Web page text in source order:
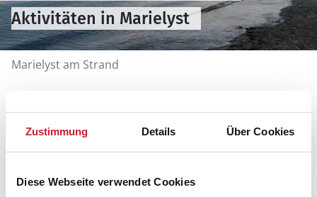
Zustimmung Details Über Cookies
Diese Webseite verwendet Cookies
Marielyst am Strand
Aktivitäten in Marielyst
Sie möchten sich vor Ort nicht aufs Baden, Radfahren,
geht es auf der Gokart-Bahnzu, zu der auch ein